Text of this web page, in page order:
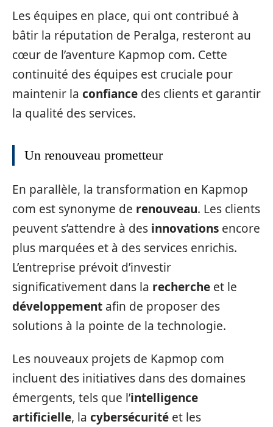
Les équipes en place, qui ont contribué à
bâtir la réputation de Peralga, resteront au
cœur de l’aventure Kapmop com. Cette
continuité des équipes est cruciale pour
maintenir la confiance des clients et garantir
la qualité des services.
Un renouveau prometteur
En parallèle, la transformation en Kapmop
com est synonyme de renouveau. Les clients
peuvent s’attendre à des innovations encore
plus marquées et à des services enrichis.
L’entreprise prévoit d’investir
significativement dans la recherche et le
développement afin de proposer des
solutions à la pointe de la technologie.
Les nouveaux projets de Kapmop com
incluent des initiatives dans des domaines
émergents, tels que l’intelligence
artificielle, la cybersécurité et les